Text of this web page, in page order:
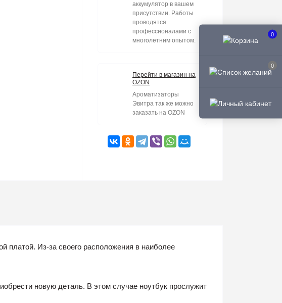
0
0
аккумулятор в вашем
присутствии. Работы
проводятся
профессионалами с
многолетним опытом.
Перейти в магазин на
OZON
Ароматизаторы
Эвитра так же можно
заказать на OZON
платой. Из-за своего расположения в наиболее
новую деталь. В этом случае ноутбук прослужит